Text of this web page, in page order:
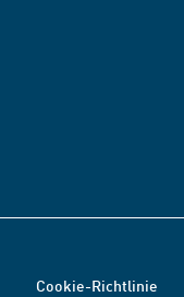
Cookie-Richtlinie